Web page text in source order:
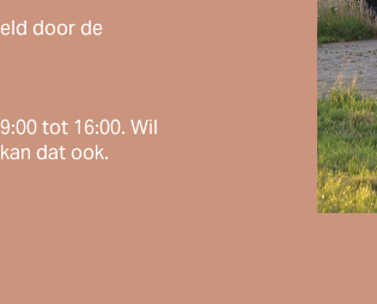
door de
tot 16:00. Wil
dat ook.